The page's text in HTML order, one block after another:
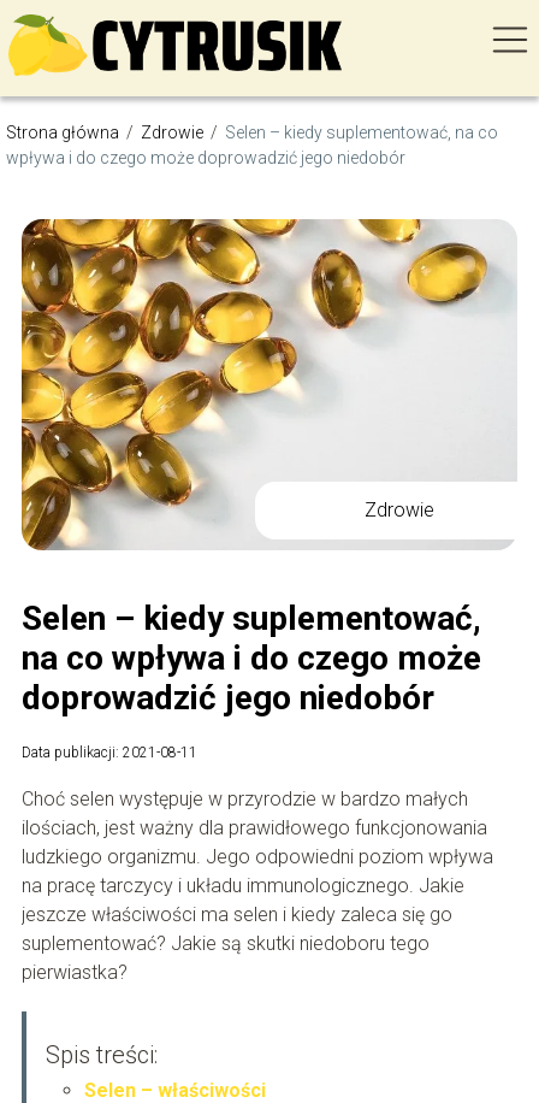
Strona główna / Zdrowie / Selen – kiedy suplementować, na co
wpływa i do czego może doprowadzić jego niedobór
Zdrowie
Selen – kiedy suplementować,
na co wpływa i do czego może
doprowadzić jego niedobór
Data publikacji: 2021-08-11
Choć selen występuje w przyrodzie w bardzo małych
ilościach, jest ważny dla prawidłowego funkcjonowania
ludzkiego organizmu. Jego odpowiedni poziom wpływa
na pracę tarczycy i układu immunologicznego. Jakie
jeszcze właściwości ma selen i kiedy zaleca się go
suplementować? Jakie są skutki niedoboru tego
pierwiastka?
Spis treści:
Selen – właściwości